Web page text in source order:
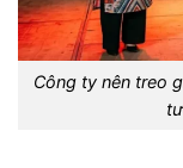
Công ty nên treo